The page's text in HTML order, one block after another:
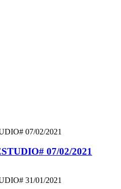
07/02/2021